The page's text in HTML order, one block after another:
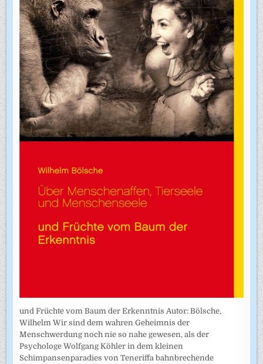
und Früchte vom Baum der Erkenntnis Autor: Bölsche,
Wilhelm Wir sind dem wahren Geheimnis der
Menschwerdung noch nie so nahe gewesen, als der
Psychologe Wolfgang Köhler in dem kleinen
Schimpansenparadies von Teneriffa bahnbrechende